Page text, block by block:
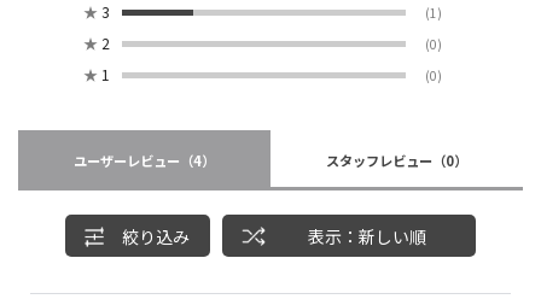
★ 3 (1)
★ 2 (0)
★ 1 (0)
ユーザーレビュー （4） スタッフレビュー （0）
絞り込み 表示：新しい順